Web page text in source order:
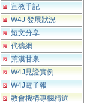
宣教手記
W4J 發展狀況
短文分享
代禱網
荒漠甘泉
W4J見證實例
W4J電子報
教會機構專欄精選